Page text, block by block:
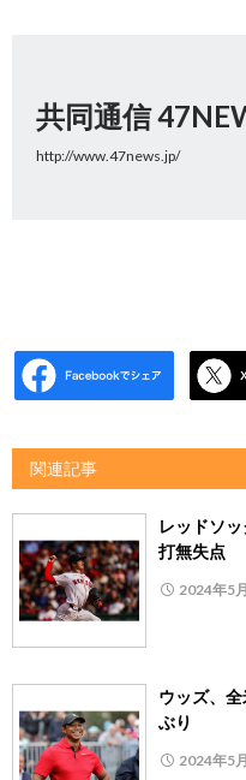
共同通信
http://www.47news.jp/
関連記事
レッドソ
打無失点
2024年5
ウッズ、
ぶり
2024年5